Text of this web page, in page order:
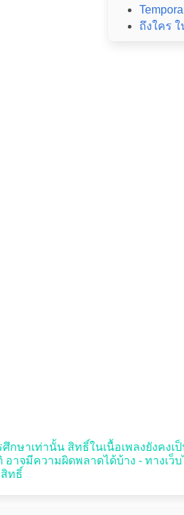
ถึงใคร
กษาเท่านั้น สิทธิ์ในเนื้อเพลงยังคง
าจมีความผิดพลาดได้บ้าง - ทางเว็
ทธิ์